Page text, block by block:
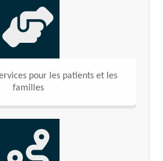
pour les patients et les
familles